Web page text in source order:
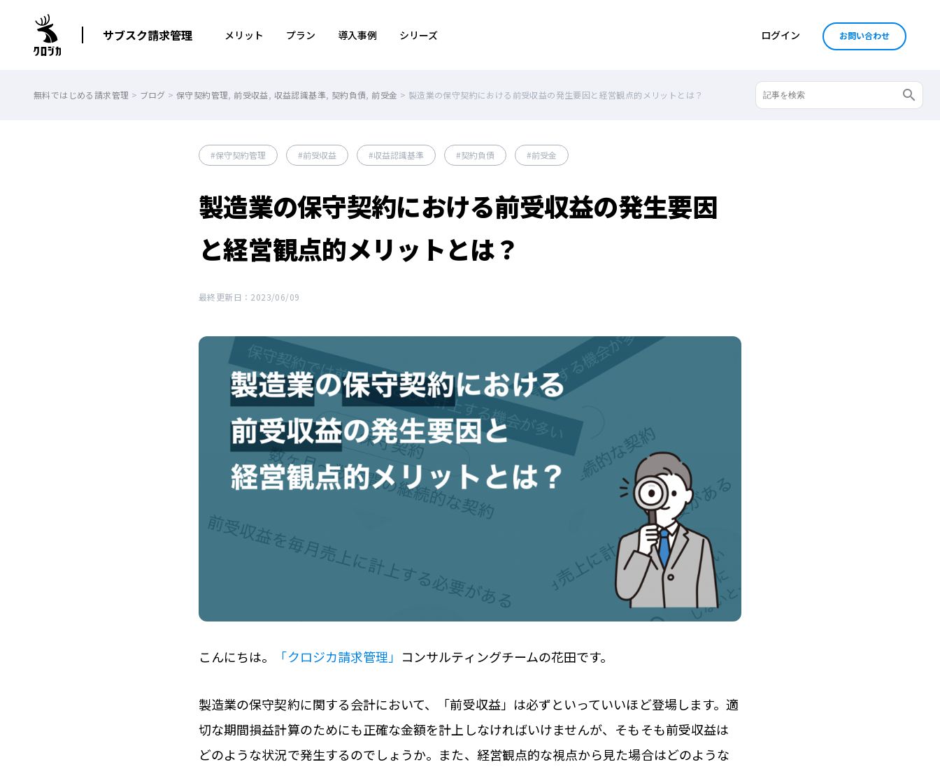
サブスク請求管理 メリット プラン 導入事例 シリーズ ログイン お問い合わせ
無料ではじめる請求管理 > ブログ >保守契約管理, 前受収益, 収益認識基準, 契約負債, 前受金 > 製造業の保守契約における前受収益の発生要因と経営観点的メリットとは？
保守契約管理 前受収益 収益認識基準 契約負債 前受金
製造業の保守契約における前受収益の発生要因
と経営観点的メリットとは？
最終更新日：2023/06/09
こんにちは。 「クロジカ請求管理」 コンサルティングチームの花田です。
製造業の保守契約に関する会計において、「前受収益」は必ずといっていいほど登場します。適
切な期間損益計算のためにも正確な金額を計上しなければいけませんが、そもそも前受収益は
どのような状況で発生するのでしょうか。また、経営観点的な視点から見た場合はどのような